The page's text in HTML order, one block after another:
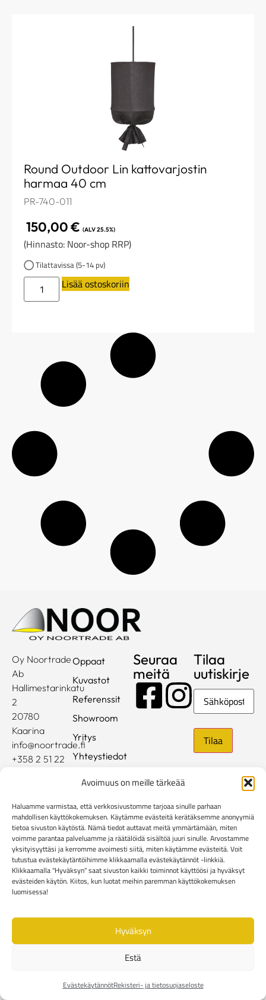
Avoimuus on meille tärkeää
Haluamme varmistaa, että verkkosivustomme tarjoaa sinulle parhaan
mahdollisen käyttökokemuksen. Käytämme evästeitä kerätäksemme anonyymiä
tietoa sivuston käytöstä. Nämä tiedot auttavat meitä ymmärtämään, miten
voimme parantaa palveluamme ja räätälöidä sisältöä juuri sinulle. Arvostamme
yksityisyyttäsi ja kerromme avoimesti siitä, miten käytämme evästeitä. Voit
tutustua evästekäytäntöihimme klikkaamalla evästekäytännöt -linkkiä.
Klikkaamalla "Hyväksyn" saat sivuston kaikki toiminnot käyttöösi ja hyväksyt
evästeiden käytön. Kiitos, kun luotat meihin paremman käyttökokemuksen
luomisessa!
Hyväksyn
Estä
EvästekäytännötRekisteri- ja tietosuojaseloste
Round Outdoor Lin kattovarjostin
harmaa 40 cm
PR-740-011
150,00€ (ALV 25.5%)
(Hinnasto: Noor-shop RRP)
Tilattavissa (5-14 pv)
Lisää ostoskoriin
Oy Noortrade
Ab
Hallimestarinkatu
2
20780
Kaarina
info@noortrade.fi
+358 2 51 22
Oppaat
Kuvastot
Referenssit
Showroom
Yritys
Yhteystiedot
Mediapankki
Seuraa
meitä
Tilaa
uutiskirje
Sähköposti
Rekisteri- ja tietosuojaseloste
Kuluttaja-asiakkaiden toimitusehdot
Yritysasiakkaiden toimitusehdotReklamaatiolomake
Evästekäytännöt